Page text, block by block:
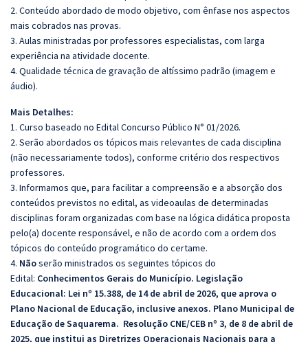
2. Conteúdo abordado de modo objetivo, com ênfase nos aspectos
mais cobrados nas provas.
3. Aulas ministradas por professores especialistas, com larga
experiência na atividade docente.
4. Qualidade técnica de gravação de altíssimo padrão (imagem e
áudio).
Mais Detalhes:
1. Curso baseado no Edital Concurso Público N° 01/2026.
2. Serão abordados os tópicos mais relevantes de cada disciplina
(não necessariamente todos), conforme critério dos respectivos
professores.
3. Informamos que, para facilitar a compreensão e a absorção dos
conteúdos previstos no edital, as videoaulas de determinadas
disciplinas foram organizadas com base na lógica didática proposta
pelo(a) docente responsável, e não de acordo com a ordem dos
tópicos do conteúdo programático do certame.
4. Nãoserão ministrados os seguintes tópicos do
Edital: Conhecimentos Gerais do Município. Legislação
Educacional: Lei nº 15.388, de 14 de abril de 2026, que aprova o
Plano Nacional de Educação, inclusive anexos. Plano Municipal de
Educação de Saquarema. Resolução CNE/CEB nº 3, de 8 de abril de
2025, que institui as Diretrizes Operacionais Nacionais para a